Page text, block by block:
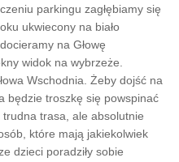
parkingu zagłębiamy się
ukwiecony na biało
na Głowę
widok na wybrzeże.
Wschodnia. Żeby dojść na
będzie troszkę się powspinać
trasa, ale absolutnie
które mają jakiekolwiek
dzieci poradziły sobie